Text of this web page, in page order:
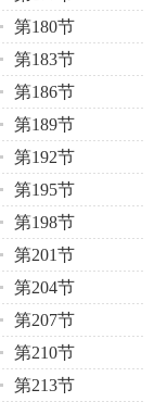
第180节
第183节
第186节
第189节
第192节
第195节
第198节
第201节
第204节
第207节
第210节
第213节